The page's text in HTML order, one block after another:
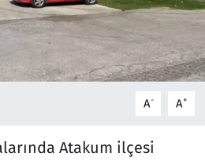
A- A+
Atakum ilçesi